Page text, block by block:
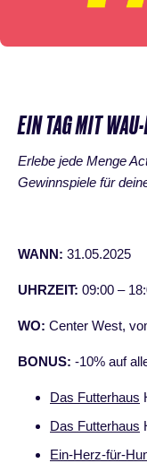
EIN TAG MIT
Erlebe jede Menge
Gewinnspiele für
WANN: 31.05.2025
UHRZEIT: 09:00 –
WO: Center West,
BONUS: -10% auf
Das Futterhaus
Das Futterhaus
Ein-Herz-für-